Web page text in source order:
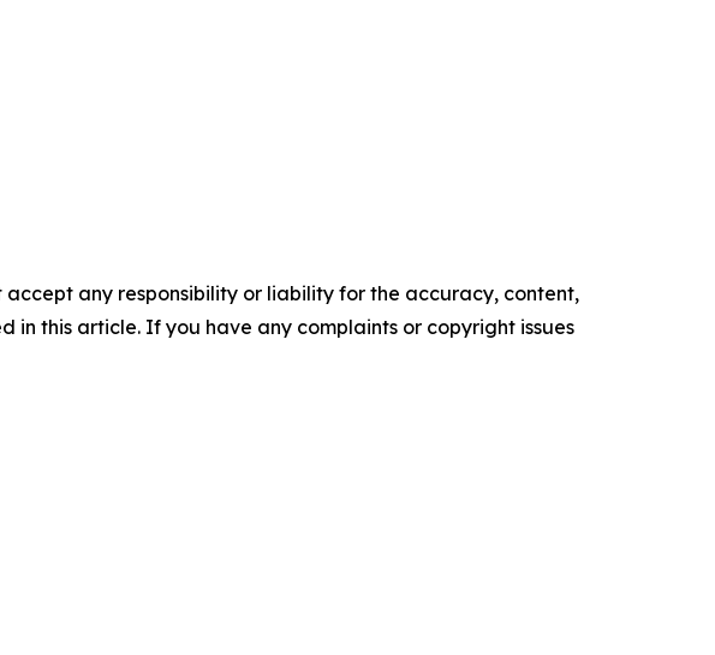
any responsibility or liability for the accuracy, content,
in this article. If you have any complaints or copyright issues